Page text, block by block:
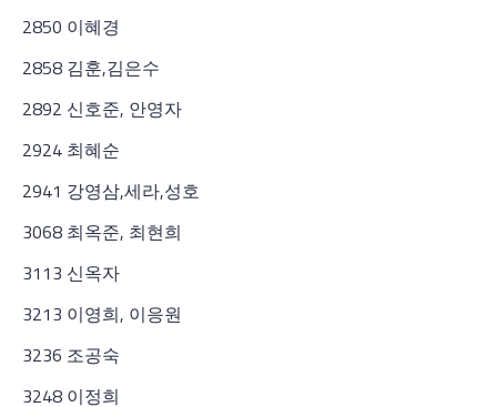
2850 이혜경
2858 김훈,김은수
2892 신호준, 안영자
2924 최혜순
2941 강영삼,세라,성호
3068 최옥준, 최현희
3113 신옥자
3213 이영희, 이응원
3236 조공숙
3248 이정희